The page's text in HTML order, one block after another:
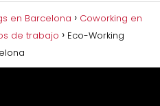
en Barcelona
Coworking en
de trabajo
Eco-Working